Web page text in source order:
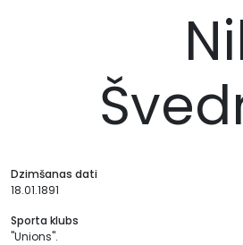
Dzimšanas dati
18.01.1891
Sporta klubs
"Unions".